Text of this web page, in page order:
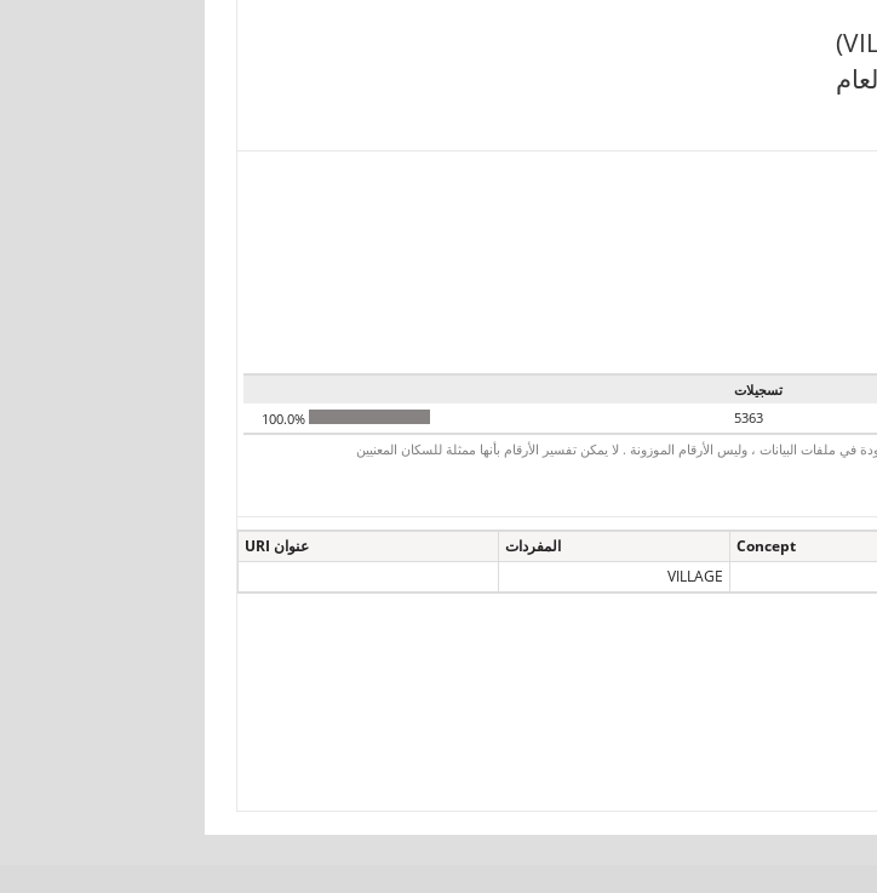
تسجيلات
5363
البيانات ، وليس الأرقام الموزونة . لا يمكن تفسير الأرقام بأنها ممثلة للسكان المعنيين
Concept المفردات
عنوان URI
VILLAGE